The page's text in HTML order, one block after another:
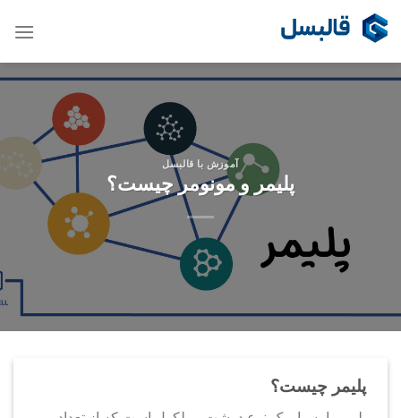
Skip
آموزش با قالبسل
پلیمر و مونومر چیست؟
پلیمر چیست؟